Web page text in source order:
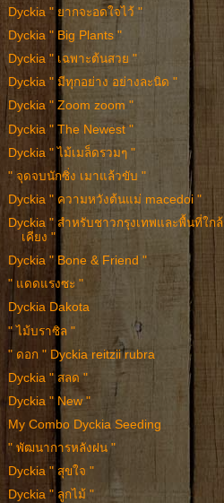
Dyckia " ยากจะอดใจไว้ "
Dyckia " Big Plants "
Dyckia " เฉพาะต้นสวย "
Dyckia " มีทุกอย่าง อย่างละนิด "
Dyckia " Zoom zoom "
Dyckia " The Newest "
Dyckia " ไม้เมล็ดรวมๆ "
" จุดจบนักซิ่ง เมาแล้วขับ "
Dyckia " ความหวังต้นแม่ macedoi "
Dyckia " สำหรับชาวกรุงเทพและพื้นที่ใกล้
เคียง "
Dyckia " Bone & Friend "
" แดดแรงซะ "
Dyckia Dakota
" ไม้บราซิล "
" ดอก " Dyckia reitzii rubra
Dyckia " สลด "
Dyckia " New "
My Combo Dyckia Seeding
" พัฒนาการหลังฝน "
Dyckia " สุขใจ "
Dyckia " ลูกไม้ "